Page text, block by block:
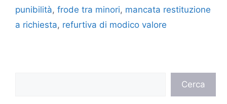
punibilità, frode tra minori, mancata restituzione
a richiesta, refurtiva di modico valore
Cerca